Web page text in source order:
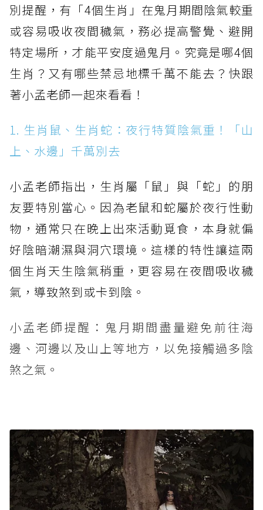
別提醒，有「4個生肖」在鬼月期間陰氣較重
或容易吸收夜間穢氣，務必提高警覺、避開
特定場所，才能平安度過鬼月。究竟是哪4個
生肖？又有哪些禁忌地標千萬不能去？快跟
著小孟老師一起來看看！
1. 生肖鼠、生肖蛇：夜行特質陰氣重！「山
上、水邊」千萬別去
小孟老師指出，生肖屬「鼠」與「蛇」的朋
友要特別當心。因為老鼠和蛇屬於夜行性動
物，通常只在晚上出來活動覓食，本身就偏
好陰暗潮濕與洞穴環境。這樣的特性讓這兩
個生肖天生陰氣稍重，更容易在夜間吸收穢
氣，導致煞到或卡到陰。
小孟老師提醒：鬼月期間盡量避免前往海
邊、河邊以及山上等地方，以免接觸過多陰
煞之氣。